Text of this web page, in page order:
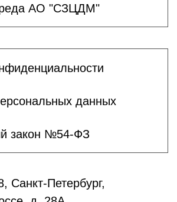
АО "СЗЦДМ"
данных
закон №54-ФЗ
Санкт-Петербург,